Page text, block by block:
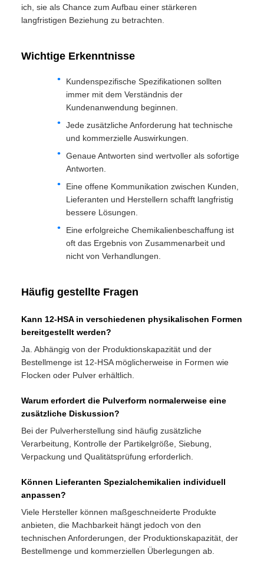
ich, sie als Chance zum Aufbau einer stärkeren
langfristigen Beziehung zu betrachten.
Wichtige Erkenntnisse
Kundenspezifische Spezifikationen sollten
immer mit dem Verständnis der
Kundenanwendung beginnen.
Jede zusätzliche Anforderung hat technische
und kommerzielle Auswirkungen.
Genaue Antworten sind wertvoller als sofortige
Antworten.
Eine offene Kommunikation zwischen Kunden,
Lieferanten und Herstellern schafft langfristig
bessere Lösungen.
Eine erfolgreiche Chemikalienbeschaffung ist
oft das Ergebnis von Zusammenarbeit und
nicht von Verhandlungen.
Häufig gestellte Fragen
Kann 12-HSA in verschiedenen physikalischen Formen
bereitgestellt werden?
Ja. Abhängig von der Produktionskapazität und der
Bestellmenge ist 12-HSA möglicherweise in Formen wie
Flocken oder Pulver erhältlich.
Warum erfordert die Pulverform normalerweise eine
zusätzliche Diskussion?
Bei der Pulverherstellung sind häufig zusätzliche
Verarbeitung, Kontrolle der Partikelgröße, Siebung,
Verpackung und Qualitätsprüfung erforderlich.
Können Lieferanten Spezialchemikalien individuell
anpassen?
Viele Hersteller können maßgeschneiderte Produkte
anbieten, die Machbarkeit hängt jedoch von den
technischen Anforderungen, der Produktionskapazität, der
Bestellmenge und kommerziellen Überlegungen ab.